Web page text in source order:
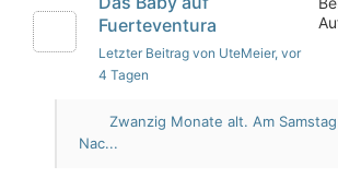
Fuerteventura
Letzter Beitrag von UteMeier, vor
4 Tagen
Zwanzig Monate alt. Am
Nac...